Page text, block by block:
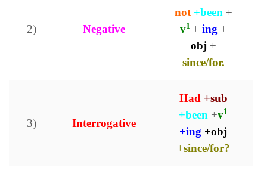
2) Negative
not +been +
v1 + ing +
obj +
since/for.
3) Interrogative
Had +sub
+been +v1
+ing +obj
+since/for?